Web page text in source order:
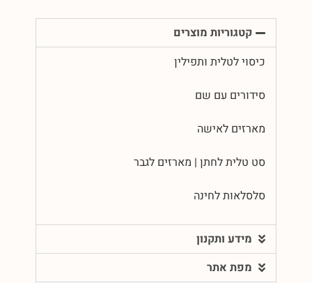
קטגוריות מוצרים
כיסוי לטלית ותפילין
סידורים עם שם
מארזים לאישה
סט טלית לחתן | מארזים לגבר
סלסלאות לחינה
מידע ותקנון
מפת אתר